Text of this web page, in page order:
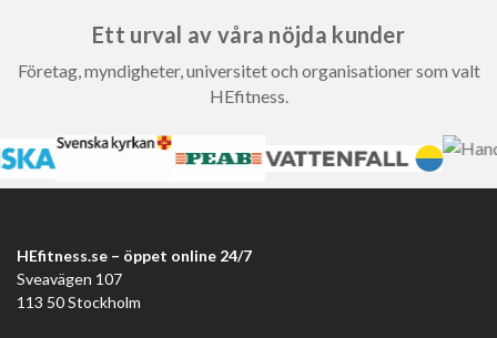
Ett urval av våra nöjda kunder
Företag, myndigheter, universitet och organisationer som valt
HEfitness.
HEfitness.se – öppet online 24/7
Sveavägen 107
113 50 Stockholm